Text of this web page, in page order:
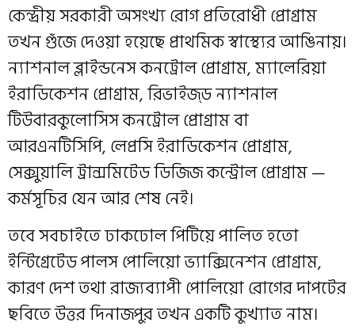
কেন্দ্রীয় সরকারী অসংখ্য রোগ প্রতিরোধী প্রোগ্রাম
তখন গুঁজে দেওয়া হয়েছে প্রাথমিক স্বাস্থ্যের আঙিনায়।
ন্যাশনাল ব্লাইন্ডনেস কনট্রোল প্রোগ্রাম, ম্যালেরিয়া
ইরাডিকেশন প্রোগ্রাম, রিভাইজ্ড ন্যাশনাল
টিউবারকুলোসিস কনট্রোল প্রোগ্রাম বা
আরএনটিসিপি, লেপ্রসি ইরাডিকেশন প্রোগ্রাম,
সেক্সুয়ালি ট্রান্সমিটেড ডিজিজ কন্ট্রোল প্রোগ্রাম —
কর্মসূচির যেন আর শেষ নেই।
তবে সবচাইতে ঢাকঢোল পিটিয়ে পালিত হতো
ইন্টিগ্রেটেড পালস পোলিয়ো ভ্যাক্সিনেশন প্রোগ্রাম,
কারণ দেশ তথা রাজ্যব্যাপী পোলিয়ো রোগের দাপটের
ছবিতে উত্তর দিনাজপুর তখন একটি কুখ্যাত নাম।